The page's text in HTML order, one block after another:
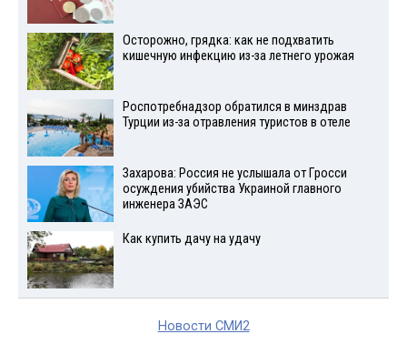
Осторожно, грядка: как не подхватить
кишечную инфекцию из-за летнего урожая
Роспотребнадзор обратился в минздрав
Турции из-за отравления туристов в отеле
Захарова: Россия не услышала от Гросси
осуждения убийства Украиной главного
инженера ЗАЭС
Как купить дачу на удачу
Новости СМИ2